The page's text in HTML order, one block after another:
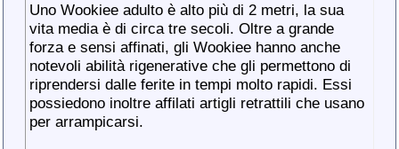
Uno Wookiee adulto è alto più di 2 metri, la sua
vita media è di circa tre secoli. Oltre a grande
forza e sensi affinati, gli Wookiee hanno anche
notevoli abilità rigenerative che gli permettono di
riprendersi dalle ferite in tempi molto rapidi. Essi
possiedono inoltre affilati artigli retrattili che usano
per arrampicarsi.